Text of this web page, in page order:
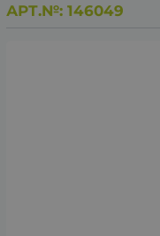
АРТ.№: 146049